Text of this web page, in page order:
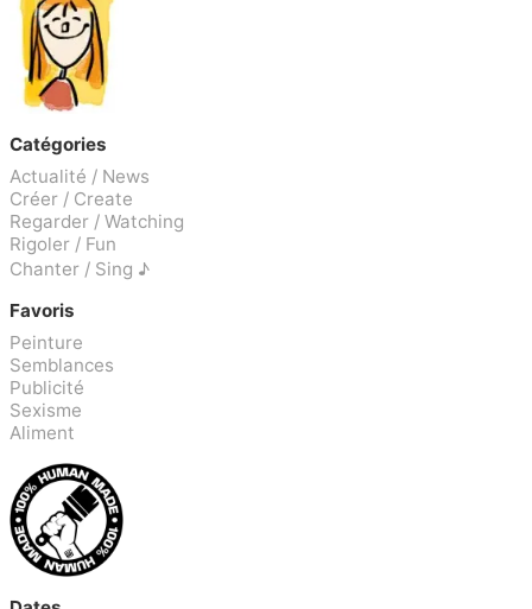
Catégories
Actualité / News
Créer / Create
Regarder / Watching
Rigoler / Fun
Chanter / Sing ♪
Favoris
Peinture
Semblances
Publicité
Sexisme
Aliment